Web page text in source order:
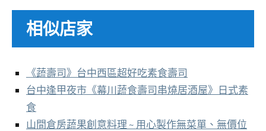
相似店家
《蔬壽司》台中西區超好吃素食壽司
台中逢甲夜市《幕川蔬食壽司串燒居酒屋》日式素
食
山間倉房蔬果創意料理 ~ 用心製作無菜單、無價位